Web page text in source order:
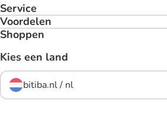
Service
Voordelen
Shoppen
Kies een land
bitiba.nl / nl